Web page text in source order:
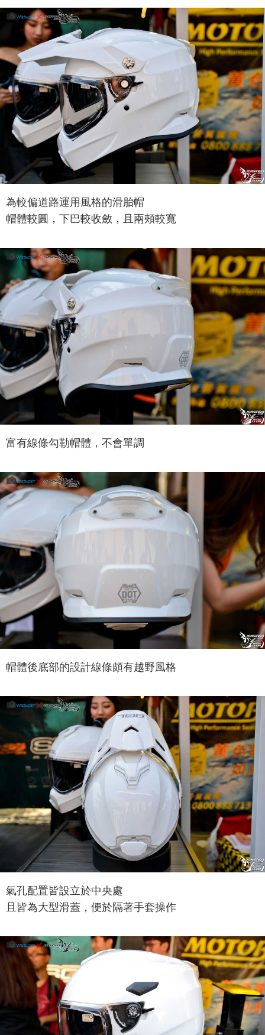
為較偏道路運用風格的滑胎帽
帽體較圓，下巴較收斂，且兩頰較寬
富有線條勾勒帽體，不會單調
帽體後底部的設計線條頗有越野風格
氣孔配置皆設立於中央處
且皆為大型滑蓋，便於隔著手套操作